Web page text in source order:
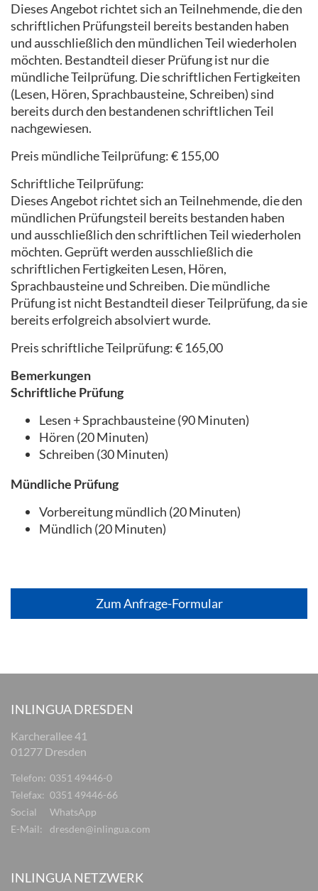
Dieses Angebot richtet sich an Teilnehmende, die den
schriftlichen Prüfungsteil bereits bestanden haben
und ausschließlich den mündlichen Teil wiederholen
möchten. Bestandteil dieser Prüfung ist nur die
mündliche Teilprüfung. Die schriftlichen Fertigkeiten
(Lesen, Hören, Sprachbausteine, Schreiben) sind
bereits durch den bestandenen schriftlichen Teil
nachgewiesen.
Preis mündliche Teilprüfung: € 155,00
Schriftliche Teilprüfung:
Dieses Angebot richtet sich an Teilnehmende, die den
mündlichen Prüfungsteil bereits bestanden haben
und ausschließlich den schriftlichen Teil wiederholen
möchten. Geprüft werden ausschließlich die
schriftlichen Fertigkeiten Lesen, Hören,
Sprachbausteine und Schreiben. Die mündliche
Prüfung ist nicht Bestandteil dieser Teilprüfung, da sie
bereits erfolgreich absolviert wurde.
Preis schriftliche Teilprüfung: € 165,00
Bemerkungen
Schriftliche Prüfung
Lesen + Sprachbausteine (90 Minuten)
Hören (20 Minuten)
Schreiben (30 Minuten)
Mündliche Prüfung
Vorbereitung mündlich (20 Minuten)
Mündlich (20 Minuten)
Zum Anfrage-Formular
INLINGUA DRESDEN
Karcherallee 41
01277 Dresden
Telefon: 0351 49446-0
Telefax: 0351 49446-66
Social
WhatsApp
E-Mail:
dresden@inlingua.com
INLINGUA NETZWERK